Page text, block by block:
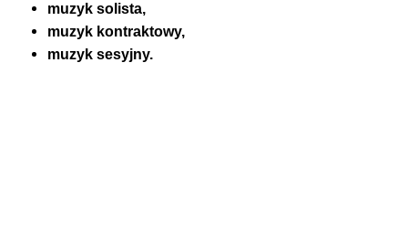
muzyk solista,
muzyk kontraktowy,
muzyk sesyjny.